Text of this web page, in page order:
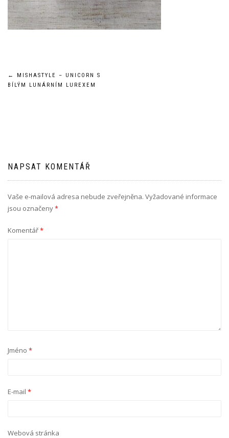
Navigace
←
MISHASTYLE – UNICORN S
BÍLÝM LUNÁRNÍM LUREXEM
NAPSAT KOMENTÁŘ
Vaše e-mailová adresa nebude zveřejněna. Vyžadované informace
jsou označeny*
Komentář*
Jméno *
E-mail *
Webová stránka